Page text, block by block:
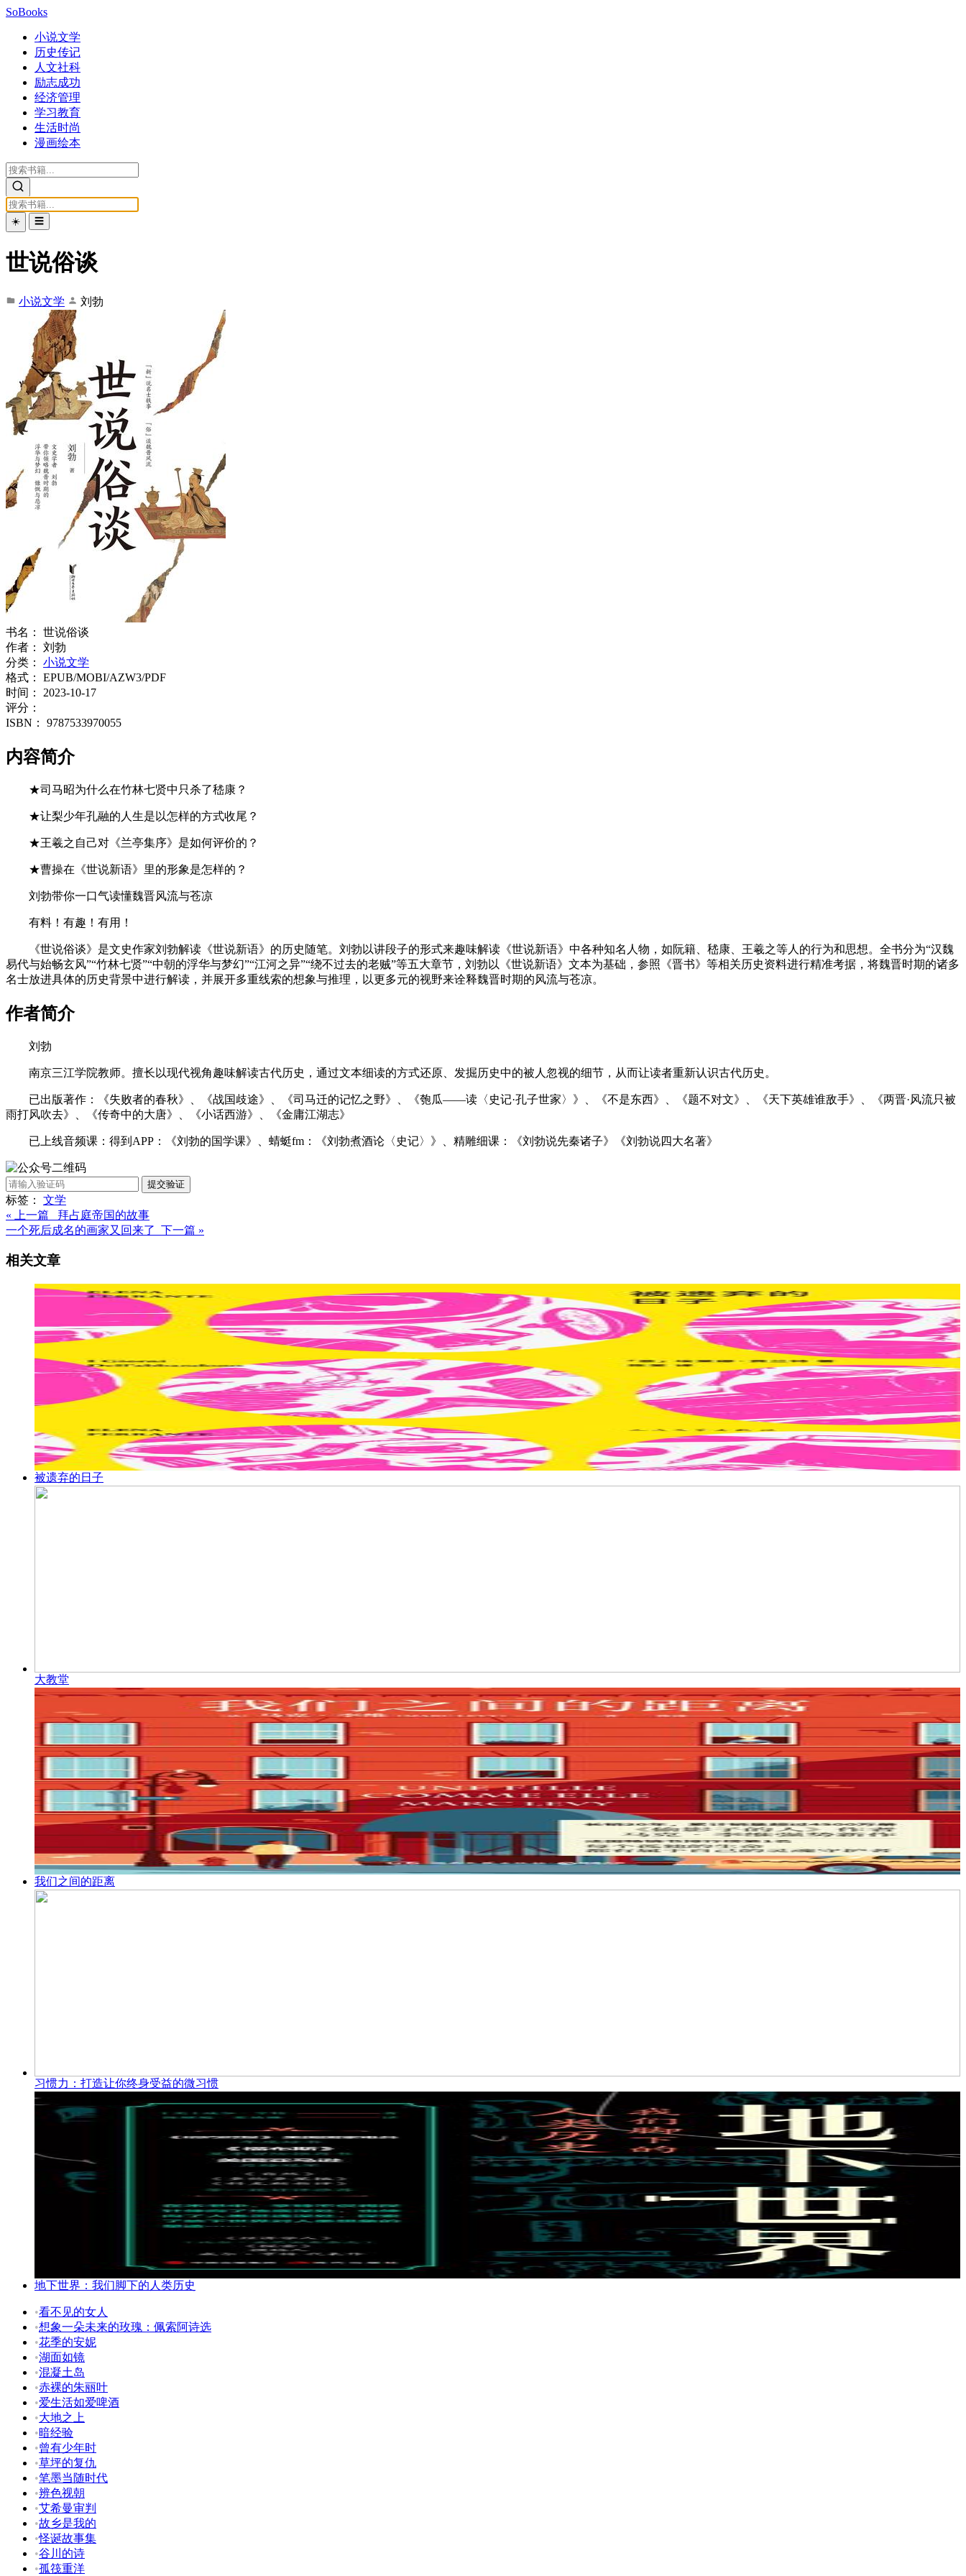
SoBooks
小说文学
历史传记
人文社科
励志成功
经济管理
学习教育
生活时尚
漫画绘本
☀️ ☰
世说俗谈
小说文学 刘勃
书名：
世说俗谈
作者：
刘勃
分类：
小说文学
格式：
EPUB/MOBI/AZW3/PDF
时间：
2023-10-17
评分：
ISBN：
9787533970055
内容简介
★司马昭为什么在竹林七贤中只杀了嵇康？
★让梨少年孔融的人生是以怎样的方式收尾？
★王羲之自己对《兰亭集序》是如何评价的？
★曹操在《世说新语》里的形象是怎样的？
刘勃带你一口气读懂魏晋风流与苍凉
有料！有趣！有用！
《世说俗谈》是文史作家刘勃解读《世说新语》的历史随笔。刘勃以讲段子的形式来趣味解读《世说新语》中各种知名人物，如阮籍、嵇康、王羲之等人的行为和思想。全书分为“汉魏
易代与始畅玄风”“竹林七贤”“中朝的浮华与梦幻”“江河之异”“绕不过去的老贼”等五大章节，刘勃以《世说新语》文本为基础，参照《晋书》等相关历史资料进行精准考据，将魏晋时期的诸多
名士放进具体的历史背景中进行解读，并展开多重线索的想象与推理，以更多元的视野来诠释魏晋时期的风流与苍凉。
作者简介
刘勃
南京三江学院教师。擅长以现代视角趣味解读古代历史，通过文本细读的方式还原、发掘历史中的被人忽视的细节，从而让读者重新认识古代历史。
已出版著作：《失败者的春秋》、《战国歧途》、《司马迁的记忆之野》、《匏瓜——读〈史记·孔子世家〉》、《不是东西》、《题不对文》、《天下英雄谁敌手》、《两晋·风流只被
雨打风吹去》、《传奇中的大唐》、《小话西游》、《金庸江湖志》
已上线音频课：得到APP：《刘勃的国学课》、蜻蜓fm：《刘勃煮酒论〈史记〉》、精雕细课：《刘勃说先秦诸子》《刘勃说四大名著》
提交验证
标签：
文学
« 上一篇 拜占庭帝国的故事
一个死后成名的画家又回来了 下一篇 »
相关文章
被遗弃的日子
大教堂
我们之间的距离
习惯力：打造让你终身受益的微习惯
地下世界：我们脚下的人类历史
•看不见的女人
•想象一朵未来的玫瑰：佩索阿诗选
•花季的安妮
•湖面如镜
•混凝土岛
•赤裸的朱丽叶
•爱生活如爱啤酒
•大地之上
•暗经验
•曾有少年时
•草坪的复仇
•笔墨当随时代
•辨色视朝
•艾希曼审判
•故乡是我的
•怪诞故事集
•谷川的诗
•孤筏重洋